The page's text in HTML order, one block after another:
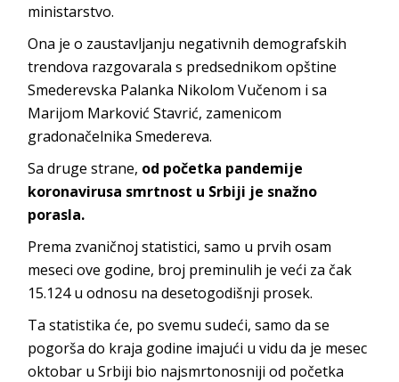
ministarstvo.
Ona je o zaustavljanju negativnih demografskih
trendova razgovarala s predsednikom opštine
Smederevska Palanka Nikolom Vučenom i sa
Marijom Marković Stavrić, zamenicom
gradonačelnika Smedereva.
Sa druge strane, od početka pandemije
koronavirusa smrtnost u Srbiji je snažno
porasla.
Prema zvaničnoj statistici, samo u prvih osam
meseci ove godine, broj preminulih je veći za čak
15.124 u odnosu na desetogodišnji prosek.
Ta statistika će, po svemu sudeći, samo da se
pogorša do kraja godine imajući u vidu da je mesec
oktobar u Srbiji bio najsmrtonosniji od početka